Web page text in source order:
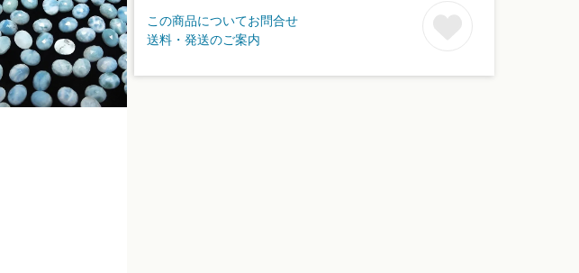
この商品についてお問合せ
送料・発送のご案内